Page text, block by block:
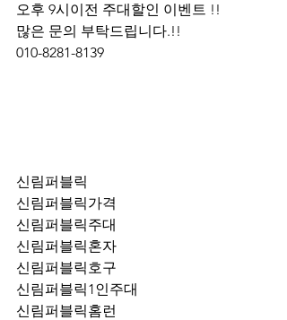
오후 9시이전 주대할인 이벤트 !!
많은 문의 부탁드립니다.!!
010-8281-8139
신림퍼블릭
신림퍼블릭가격
신림퍼블릭주대
신림퍼블릭혼자
신림퍼블릭호구
신림퍼블릭1인주대
신림퍼블릭홈런